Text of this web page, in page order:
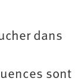
dans
sont